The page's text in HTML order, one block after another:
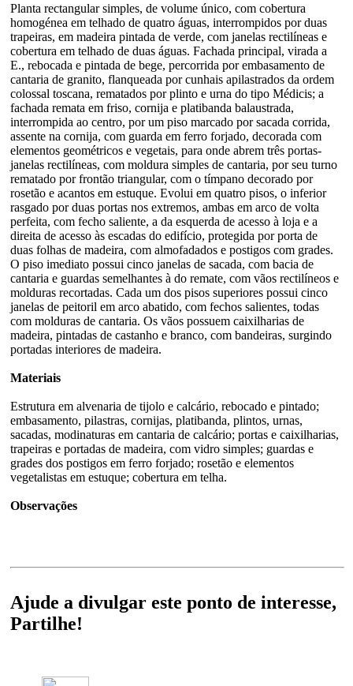
Planta rectangular simples, de volume único, com cobertura
homogénea em telhado de quatro águas, interrompidos por duas
trapeiras, em madeira pintada de verde, com janelas rectilíneas e
cobertura em telhado de duas águas. Fachada principal, virada a
E., rebocada e pintada de bege, percorrida por embasamento de
cantaria de granito, flanqueada por cunhais apilastrados da ordem
colossal toscana, rematados por plinto e urna do tipo Médicis; a
fachada remata em friso, cornija e platibanda balaustrada,
interrompida ao centro, por um piso marcado por sacada corrida,
assente na cornija, com guarda em ferro forjado, decorada com
elementos geométricos e vegetais, para onde abrem três portas-
janelas rectilíneas, com moldura simples de cantaria, por seu turno
rematado por frontão triangular, com o tímpano decorado por
rosetão e acantos em estuque. Evolui em quatro pisos, o inferior
rasgado por duas portas nos extremos, ambas em arco de volta
perfeita, com fecho saliente, a da esquerda de acesso à loja e a
direita de acesso às escadas do edifício, protegida por porta de
duas folhas de madeira, com almofadados e postigos com grades.
O piso imediato possui cinco janelas de sacada, com bacia de
cantaria e guardas semelhantes à do remate, com vãos rectilíneos e
molduras recortadas. Cada um dos pisos superiores possui cinco
janelas de peitoril em arco abatido, com fechos salientes, todas
com molduras de cantaria. Os vãos possuem caixilharias de
madeira, pintadas de castanho e branco, com bandeiras, surgindo
portadas interiores de madeira.
Materiais
Estrutura em alvenaria de tijolo e calcário, rebocado e pintado;
embasamento, pilastras, cornijas, platibanda, plintos, urnas,
sacadas, modinaturas em cantaria de calcário; portas e caixilharias,
trapeiras e portadas de madeira, com vidro simples; guardas e
grades dos postigos em ferro forjado; rosetão e elementos
vegetalistas em estuque; cobertura em telha.
Observações
Ajude a divulgar este ponto de interesse,
Partilhe!